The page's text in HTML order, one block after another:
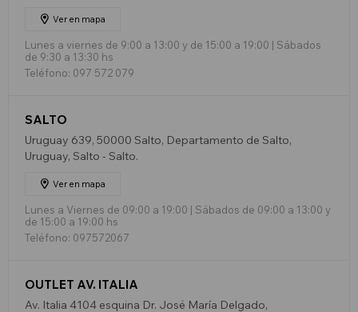
Ver en mapa
Lunes a viernes de 9:00 a 13:00 y de 15:00 a 19:00 | Sábados
de 9:30 a 13:30 hs
Teléfono: 097 572 079
SALTO
Uruguay 639, 50000 Salto, Departamento de Salto,
Uruguay, Salto - Salto.
Ver en mapa
Lunes a Viernes de 09:00 a 19:00 | Sábados de 09:00 a 13:00 y
de 15:00 a 19:00 hs
Teléfono: 097572067
OUTLET AV. ITALIA
Av. Italia 4104 esquina Dr. José María Delgado,